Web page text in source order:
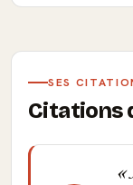
SES
Citations